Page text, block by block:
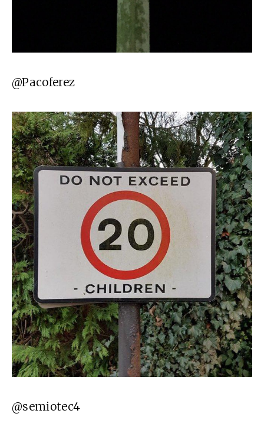
@Pacoferez
@semiotec4